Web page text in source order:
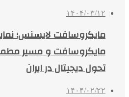
۱۴۰۴/۰۳/۱۲
مایکروسافت لایسنس؛
مایکروسافت و مسیر
تحول دیجیتال در ایران
۱۴۰۴/۰۲/۲۲